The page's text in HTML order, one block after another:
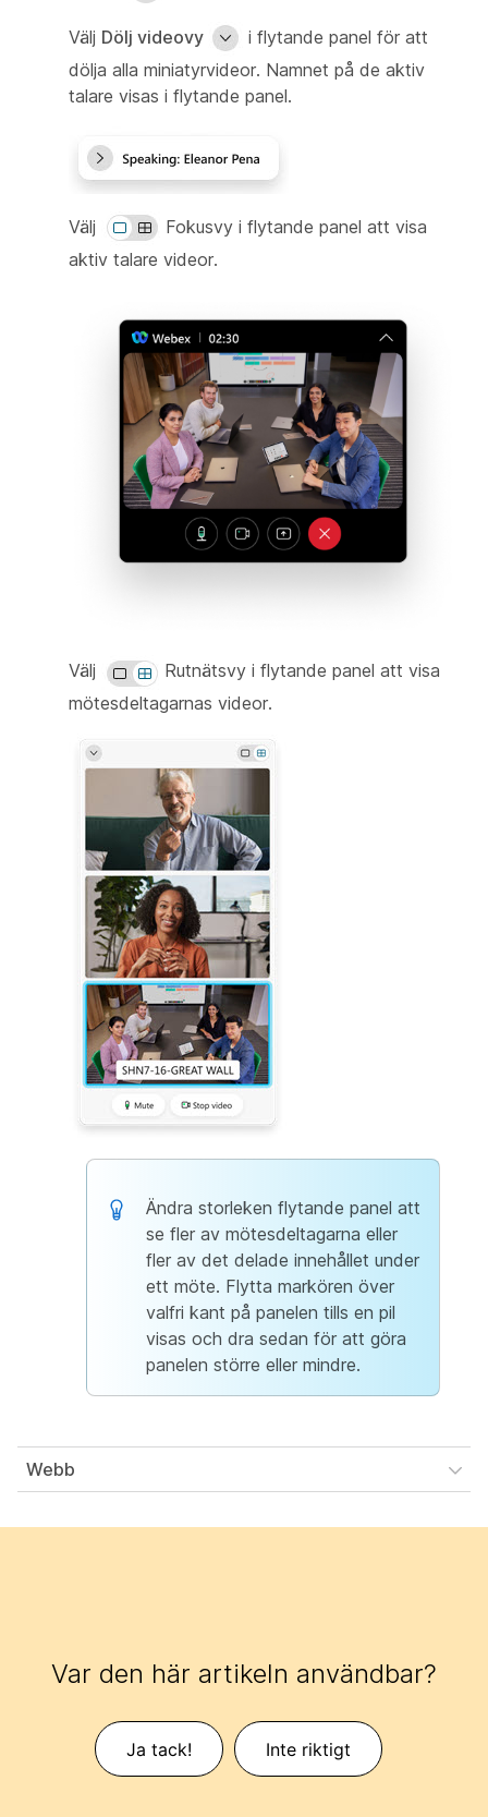
Välj Dölj videovy
i flytande panel för att
dölja alla miniatyrvideor. Namnet på de aktiv
talare visas i flytande panel.
Välj
Fokusvy i flytande panel att visa
aktiv talare videor.
Välj
Rutnätsvy i flytande panel att visa
mötesdeltagarnas videor.
Ändra storleken flytande panel att
se fler av mötesdeltagarna eller
fler av det delade innehållet under
ett möte. Flytta markören över
valfri kant på panelen tills en pil
visas och dra sedan för att göra
panelen större eller mindre.
Webb
Var den här artikeln användbar?
Ja tack! Inte riktigt